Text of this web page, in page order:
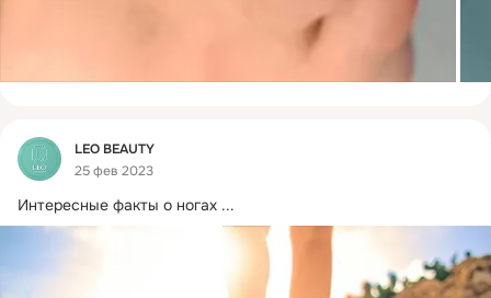
Фид
LEO BEAUTY
25 фев 2023
Интересные факты о ногах ...